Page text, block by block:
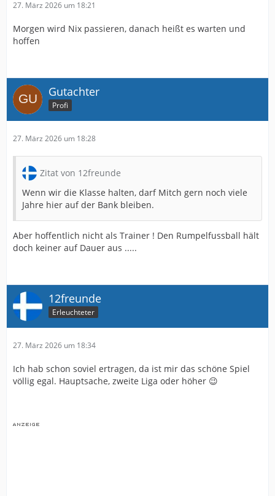
27. März 2026 um 18:21
Morgen wird Nix passieren, danach heißt es warten und
hoffen
Gutachter
Profi
27. März 2026 um 18:28
Zitat von 12freunde
Wenn wir die Klasse halten, darf Mitch gern noch viele
Jahre hier auf der Bank bleiben.
Aber hoffentlich nicht als Trainer ! Den Rumpelfussball hält
doch keiner auf Dauer aus .....
12freunde
Erleuchteter
27. März 2026 um 18:34
Ich hab schon soviel ertragen, da ist mir das schöne Spiel
völlig egal. Hauptsache, zweite Liga oder höher 😉